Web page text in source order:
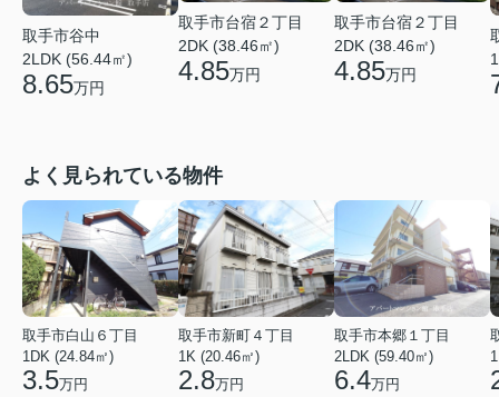
取手市谷中
2LDK (56.44㎡)
8.65万円
取手市台宿２丁目
2DK (38.46㎡)
4.85万円
取手市台宿２丁目
2DK (38.46㎡)
4.85万円
よく見られている物件
取手市白山６丁目
1DK (24.84㎡)
3.5万円
取手市新町４丁目
1K (20.46㎡)
2.8万円
取手市本郷１丁目
2LDK (59.40㎡)
6.4万円